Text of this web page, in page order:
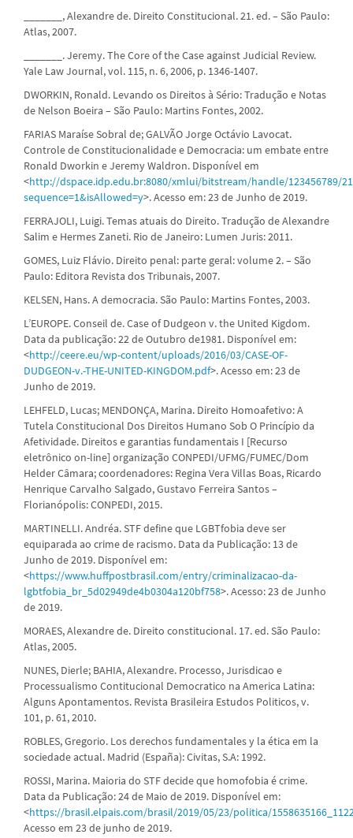
_______, Alexandre de. Direito Constitucional. 21. ed. – São Paulo:
Atlas, 2007.
_______. Jeremy. The Core of the Case against Judicial Review.
Yale Law Journal, vol. 115, n. 6, 2006, p. 1346-1407.
DWORKIN, Ronald. Levando os Direitos à Sério: Tradução e Notas
de Nelson Boeira – São Paulo: Martins Fontes, 2002.
FARIAS Maraíse Sobral de; GALVÃO Jorge Octávio Lavocat.
Controle de Constitucionalidade e Democracia: um embate entre
Ronald Dworkin e Jeremy Waldron. Disponível em
<http://dspace.idp.edu.br:8080/xmlui/bitstream/handle/123456789/
sequence=1&isAllowed=y>. Acesso em: 23 de Junho de 2019.
FERRAJOLI, Luigi. Temas atuais do Direito. Tradução de Alexandre
Salim e Hermes Zaneti. Rio de Janeiro: Lumen Juris: 2011.
GOMES, Luiz Flávio. Direito penal: parte geral: volume 2. – São
Paulo: Editora Revista dos Tribunais, 2007.
KELSEN, Hans. A democracia. São Paulo: Martins Fontes, 2003.
L’EUROPE. Conseil de. Case of Dudgeon v. the United Kigdom.
Data da publicação: 22 de Outubro de1981. Disponível em:
<http://ceere.eu/wp-content/uploads/2016/03/CASE-OF-
DUDGEON-v.-THE-UNITED-KINGDOM.pdf>. Acesso em: 23 de
Junho de 2019.
LEHFELD, Lucas; MENDONÇA, Marina. Direito Homoafetivo: A
Tutela Constitucional Dos Direitos Humano Sob O Princípio da
Afetividade. Direitos e garantias fundamentais I [Recurso
eletrônico on-line] organização CONPEDI/UFMG/FUMEC/Dom
Helder Câmara; coordenadores: Regina Vera Villas Boas, Ricardo
Henrique Carvalho Salgado, Gustavo Ferreira Santos –
Florianópolis: CONPEDI, 2015.
MARTINELLI. Andréa. STF define que LGBTfobia deve ser
equiparada ao crime de racismo. Data da Publicação: 13 de
Junho de 2019. Disponível em:
<https://www.huffpostbrasil.com/entry/criminalizacao-da-
lgbtfobia_br_5d02949de4b0304a120bf758>. Acesso: 23 de Junho
de 2019.
MORAES, Alexandre de. Direito constitucional. 17. ed. São Paulo:
Atlas, 2005.
NUNES, Dierle; BAHIA, Alexandre. Processo, Jurisdicao e
Processualismo Contitucional Democratico na America Latina:
Alguns Apontamentos. Revista Brasileira Estudos Politicos, v.
101, p. 61, 2010.
ROBLES, Gregorio. Los derechos fundamentales y la ética em la
sociedade actual. Madrid (España): Civitas, S.A: 1992.
ROSSI, Marina. Maioria do STF decide que homofobia é crime.
Data da Publicação: 24 de Maio de 2019. Disponível em:
<https://brasil.elpais.com/brasil/2019/05/23/politica/
Acesso em 23 de junho de 2019.